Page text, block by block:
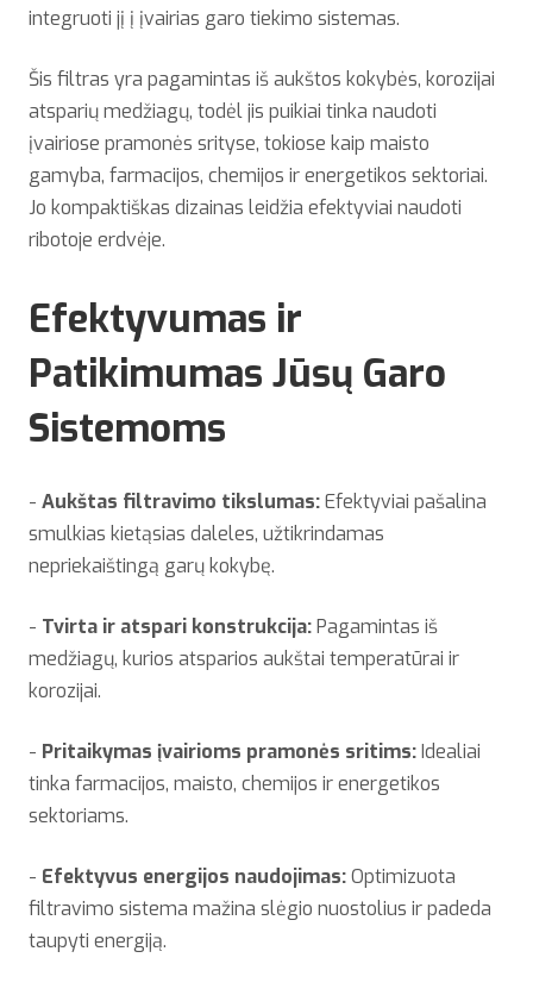
integruoti jį į įvairias garo tiekimo sistemas.
Šis filtras yra pagamintas iš aukštos kokybės, korozijai
atsparių medžiagų, todėl jis puikiai tinka naudoti
įvairiose pramonės srityse, tokiose kaip maisto
gamyba, farmacijos, chemijos ir energetikos sektoriai.
Jo kompaktiškas dizainas leidžia efektyviai naudoti
ribotoje erdvėje.
Efektyvumas ir
Patikimumas Jūsų Garo
Sistemoms
- Aukštas filtravimo tikslumas:Efektyviai pašalina
smulkias kietąsias daleles, užtikrindamas
nepriekaištingą garų kokybę.
- Tvirta ir atspari konstrukcija:Pagamintas iš
medžiagų, kurios atsparios aukštai temperatūrai ir
korozijai.
- Pritaikymas įvairioms pramonės sritims:Idealiai
tinka farmacijos, maisto, chemijos ir energetikos
sektoriams.
- Efektyvus energijos naudojimas:Optimizuota
filtravimo sistema mažina slėgio nuostolius ir padeda
taupyti energiją.